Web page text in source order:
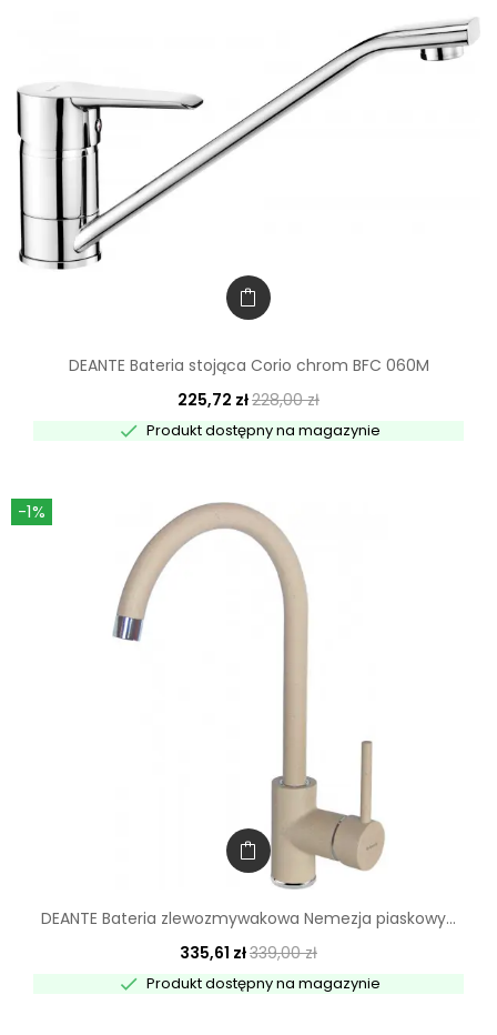
DEANTE Bateria stojąca Corio chrom BFC 060M
225,72 zł228,00 zł
 Produkt dostępny na magazynie
-1%
DEANTE Bateria zlewozmywakowa Nemezja piaskowy...
335,61 zł339,00 zł
 Produkt dostępny na magazynie